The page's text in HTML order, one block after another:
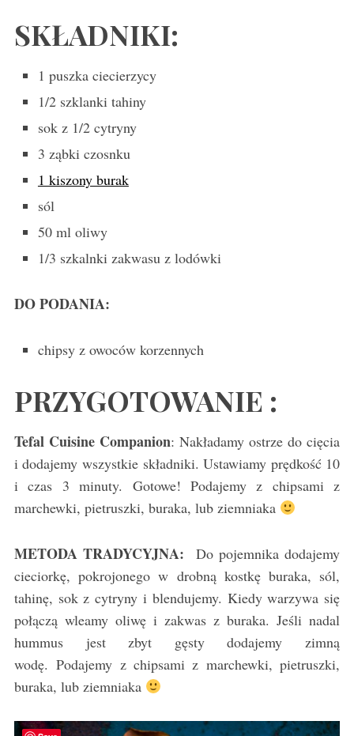
SKŁADNIKI:
1 puszka ciecierzycy
1/2 szklanki tahiny
sok z 1/2 cytryny
3 ząbki czosnku
1 kiszony burak
sól
50 ml oliwy
1/3 szkalnki zakwasu z lodówki
DO PODANIA:
chipsy z owoców korzennych
PRZYGOTOWANIE :
Tefal Cuisine Companion: Nakładamy ostrze do cięcia
i dodajemy wszystkie składniki. Ustawiamy prędkość 10
i czas 3 minuty. Gotowe! Podajemy z chipsami z
marchewki, pietruszki, buraka, lub ziemniaka
METODA TRADYCYJNA:Do pojemnika dodajemy
cieciorkę, pokrojonego w drobną kostkę buraka, sól,
tahinę, sok z cytryny i blendujemy. Kiedy warzywa się
połączą wleamy oliwę i zakwas z buraka. Jeśli nadal
hummus jest zbyt gęsty dodajemy zimną
wodę. Podajemy z chipsami z marchewki, pietruszki,
buraka, lub ziemniaka